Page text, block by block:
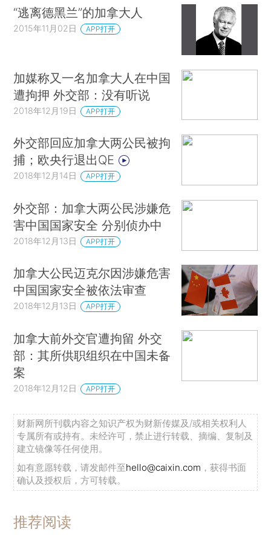
“逃离德黑兰”的加拿大人
2015年11月02日 APP打开
加媒称又一名加拿大人在中国
遭拘押 外交部：没有听说
2018年12月19日 APP打开
外交部回应加拿大两公民被拘
捕；欧央行退出QE
2018年12月14日 APP打开
外交部：加拿大两公民涉嫌危
害中国国家安全 分别侦办中
2018年12月13日 APP打开
加拿大公民迈克尔因涉嫌危害
中国国家安全被依法审查
2018年12月13日 APP打开
加拿大前外交官遭拘留 外交
部：其所供职组织在中国未备
案
2018年12月12日 APP打开
财新网所刊载内容之知识产权为财新传媒及/或相关权利人
专属所有或持有。未经许可，禁止进行转载、摘编、复制及
建立镜像等任何使用。
如有意愿转载，请发邮件至hello@caixin.com ，获得书面
确认及授权后，方可转载。
推荐阅读